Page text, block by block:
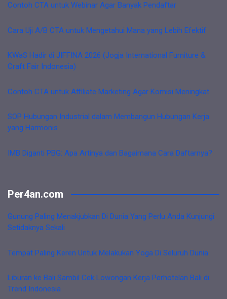
Contoh CTA untuk Webinar Agar Banyak Pendaftar
Cara Uji A/B CTA untuk Mengetahui Mana yang Lebih Efektif
KWaS Hadir di JIFFINA 2026 (Jogja International Furniture &
Craft Fair Indonesia)
Contoh CTA untuk Affiliate Marketing Agar Komisi Meningkat
SOP Hubungan Industrial dalam Membangun Hubungan Kerja
yang Harmonis
IMB Diganti PBG: Apa Artinya dan Bagaimana Cara Daftarnya?
Per4an.com
Gunung Paling Menakjubkan Di Dunia Yang Perlu Anda Kunjungi
Setidaknya Sekali
Tempat Paling Keren Untuk Melakukan Yoga Di Seluruh Dunia
Liburan ke Bali Sambil Cek Lowongan Kerja Perhotelan Bali di
Trend Indonesia